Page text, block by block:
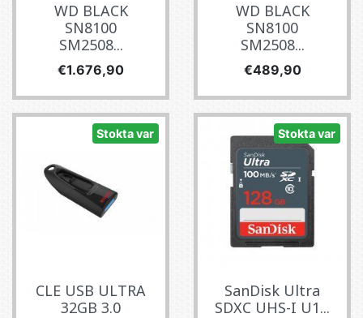
WD BLACK
SN8100
SM2508...
Fiyat
€1.676,90
WD BLACK
SN8100
SM2508...
Fiyat
€489,90
Stokta var
CLE USB ULTRA
32GB 3.0
Stokta var
SanDisk Ultra
SDXC UHS-I U1...